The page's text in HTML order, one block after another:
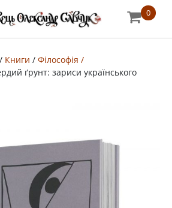
0
/ Книги / Філософія /
ґрунт: зариси українського